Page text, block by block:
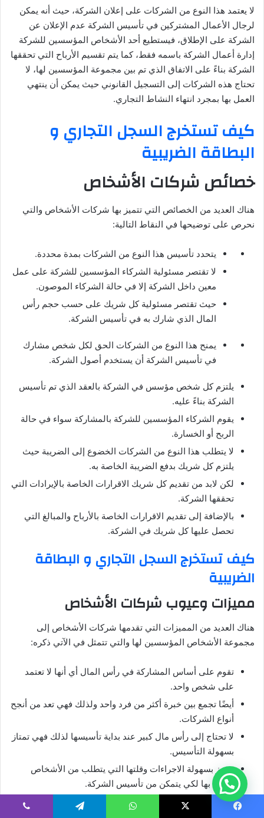
لا يعتمد هذا النوع من الشركات على إعلان الشركة، حيث أنه يمكن
لرجال الأعمال المشتركين في تأسيس الشركة عدم الإعلان عن
الشركة على الإطلاق، فيستطيع أحد الأشخاص المؤسسين للشركة
إدارة أعمال الشركة باسمه فقط، كما يتم تقسيم الأرباح التي تحققها
الشركة بناءً على الاتفاق الذي تم بين مجموعة المؤسسين لها، لا
تحتاج هذه الشركات إلى التسجيل القانوني حيث يمكن أن ينتهي
العمل بها بمجرد انتهاء النشاط التجاري.
كيف تستخرج السجل التجاري و
البطاقة الضريبية
خصائص شركات الأشخاص
هناك العديد من الخصائص التي تتميز بها شركات الأشخاص والتي
نحرص على توضيحها في النقاط التالية:
يتحدد تأسيس هذا النوع من الشركات بمدة محددة.
لا تقتصر مسئولية الشركاء المؤسسين للشركة على عمل
معين داخل الشركة إلا في حالة الشركاء الموصون.
حيث تقتصر مسئولية كل شريك على حسب حجم رأس
المال الذي شارك به في تأسيس الشركة.
يمنح هذا النوع من الشركات الحق لكل شخص مشارك
في تأسيس الشركة أن يستخدم أصول الشركة.
يلتزم كل شخص مؤسس في الشركة بالعقد الذي تم تأسيس
الشركة بناءً عليه.
يقوم الشركاء المؤسسين للشركة بالمشاركة سواء في حالة
الربح أو الخسارة.
لا يتطلب هذا النوع من الشركات الخضوع إلى الضريبة حيث
يلتزم كل شريك بدفع الضريبة الخاصة به.
لكن لابد من تقديم كل شريك الاقرارات الخاصة بالإيرادات التي
تحققها الشركة.
بالإضافة إلى تقديم الاقرارات الخاصة بالأرباح والمبالغ التي
تحصل عليها كل شريك في الشركة.
كيف تستخرج السجل التجاري و البطاقة
الضريبية
مميزات وعيوب شركات الأشخاص
هناك العديد من المميزات التي تقدمها شركات الأشخاص إلى
مجموعة الأشخاص المؤسسين لها والتي تتمثل في الآتي ذكره:
تقوم على أساس المشاركة في رأس المال أي أنها لا تعتمد
على شخص واحد.
أيضًا تجمع بين خبرة أكثر من فرد واحد ولذلك فهي تعد من أنجح
أنواع الشركات.
لا تحتاج إلى رأس مال كبير عند بداية تأسيسها لذلك فهي تمتاز
بسهولة التأسيس.
تتميز بسهولة الاجراءات وقلتها التي يتطلب من الأشخاص
القيام بها لكي يتمكن من تأسيس الشركة.
لا يتطلب عند تأسيس الشركة الخضوع للضرائب حيث يكتفي